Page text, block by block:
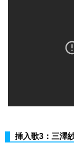
挿入歌3：三澤